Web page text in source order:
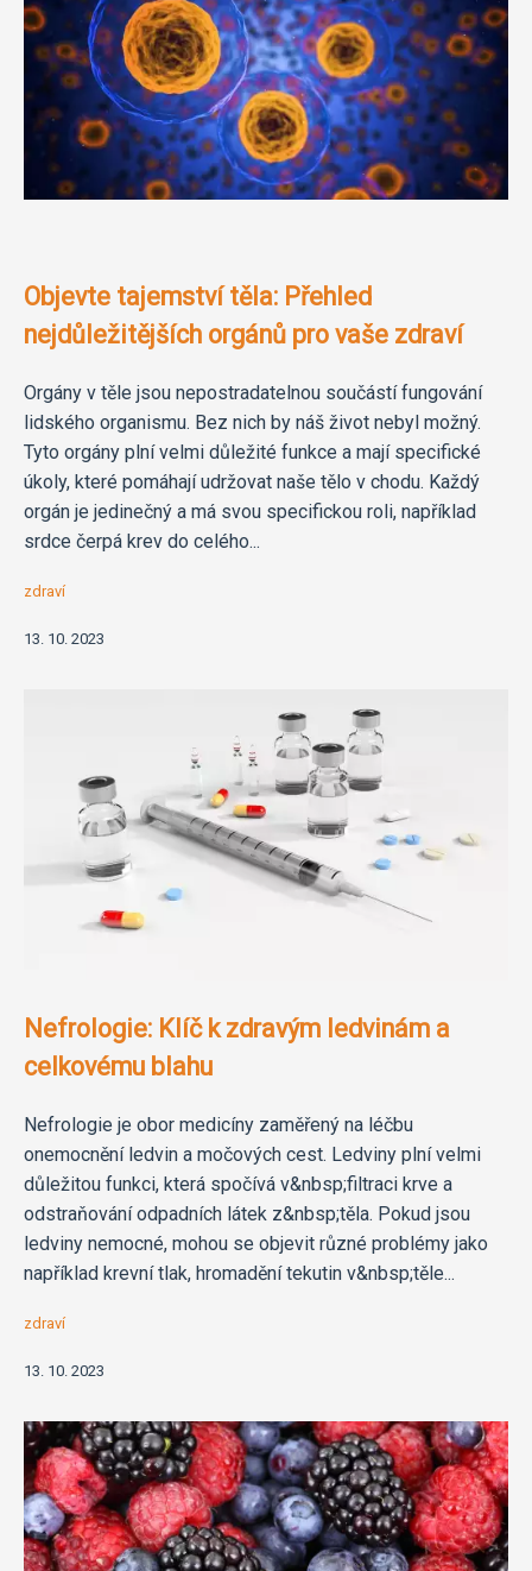
Objevte tajemství těla: Přehled
nejdůležitějších orgánů pro vaše zdraví
Orgány v těle jsou nepostradatelnou součástí fungování
lidského organismu. Bez nich by náš život nebyl možný.
Tyto orgány plní velmi důležité funkce a mají specifické
úkoly, které pomáhají udržovat naše tělo v chodu. Každý
orgán je jedinečný a má svou specifickou roli, například
srdce čerpá krev do celého...
zdraví
13. 10. 2023
Nefrologie: Klíč k zdravým ledvinám a
celkovému blahu
Nefrologie je obor medicíny zaměřený na léčbu
onemocnění ledvin a močových cest. Ledviny plní velmi
důležitou funkci, která spočívá v&nbsp;filtraci krve a
odstraňování odpadních látek z&nbsp;těla. Pokud jsou
ledviny nemocné, mohou se objevit různé problémy jako
například krevní tlak, hromadění tekutin v&nbsp;těle...
zdraví
13. 10. 2023